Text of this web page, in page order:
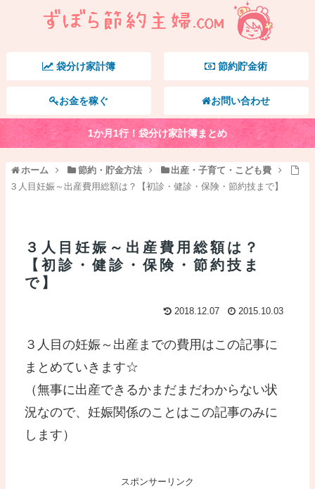
袋分け家計簿 節約貯金術
お金を稼ぐ お問い合わせ
1か月1行！袋分け家計簿まとめ
ホーム 節約・貯金方法
出産・子育て・こども費
３人目妊娠～出産費用総額は？【初診・健診・保険・節約技まで】
３人目妊娠～出産費用総額は？
【初診・健診・保険・節約技ま
で】
2018.12.07 2015.10.03
３人目の妊娠～出産までの費用はこの記事に
まとめていきます☆
（無事に出産できるかまだまだわからない状
況なので、妊娠関係のことはこの記事のみに
します）
スポンサーリンク